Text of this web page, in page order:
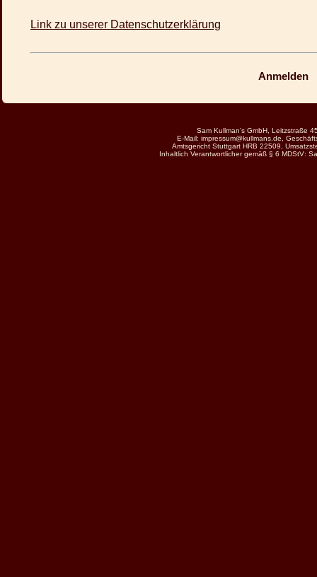
Link zu unserer Datenschutzerklärung
Anmelden
Sam Kullman’s GmbH, Leitzstraße
E-Mail: impressum@kullmans.de,
Amtsgericht Stuttgart HRB 22509,
Inhaltlich Verantwortlicher gemäß § 6 MDStV: